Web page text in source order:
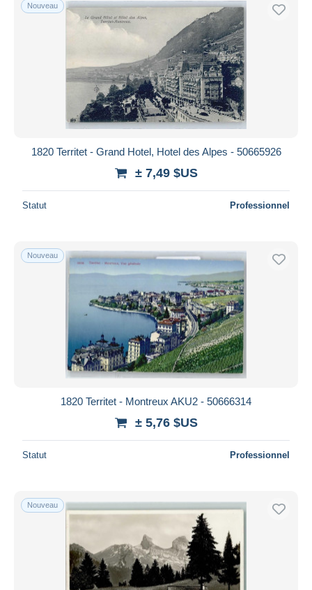
Nouveau
1820 Territet - Grand Hotel, Hotel des Alpes - 50665926
± 7,49 $US
Statut Professionnel
Nouveau
1820 Territet - Montreux AKU2 - 50666314
± 5,76 $US
Statut Professionnel
Nouveau